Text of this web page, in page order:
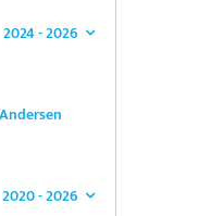
2024 - 2026
2020 - 2026